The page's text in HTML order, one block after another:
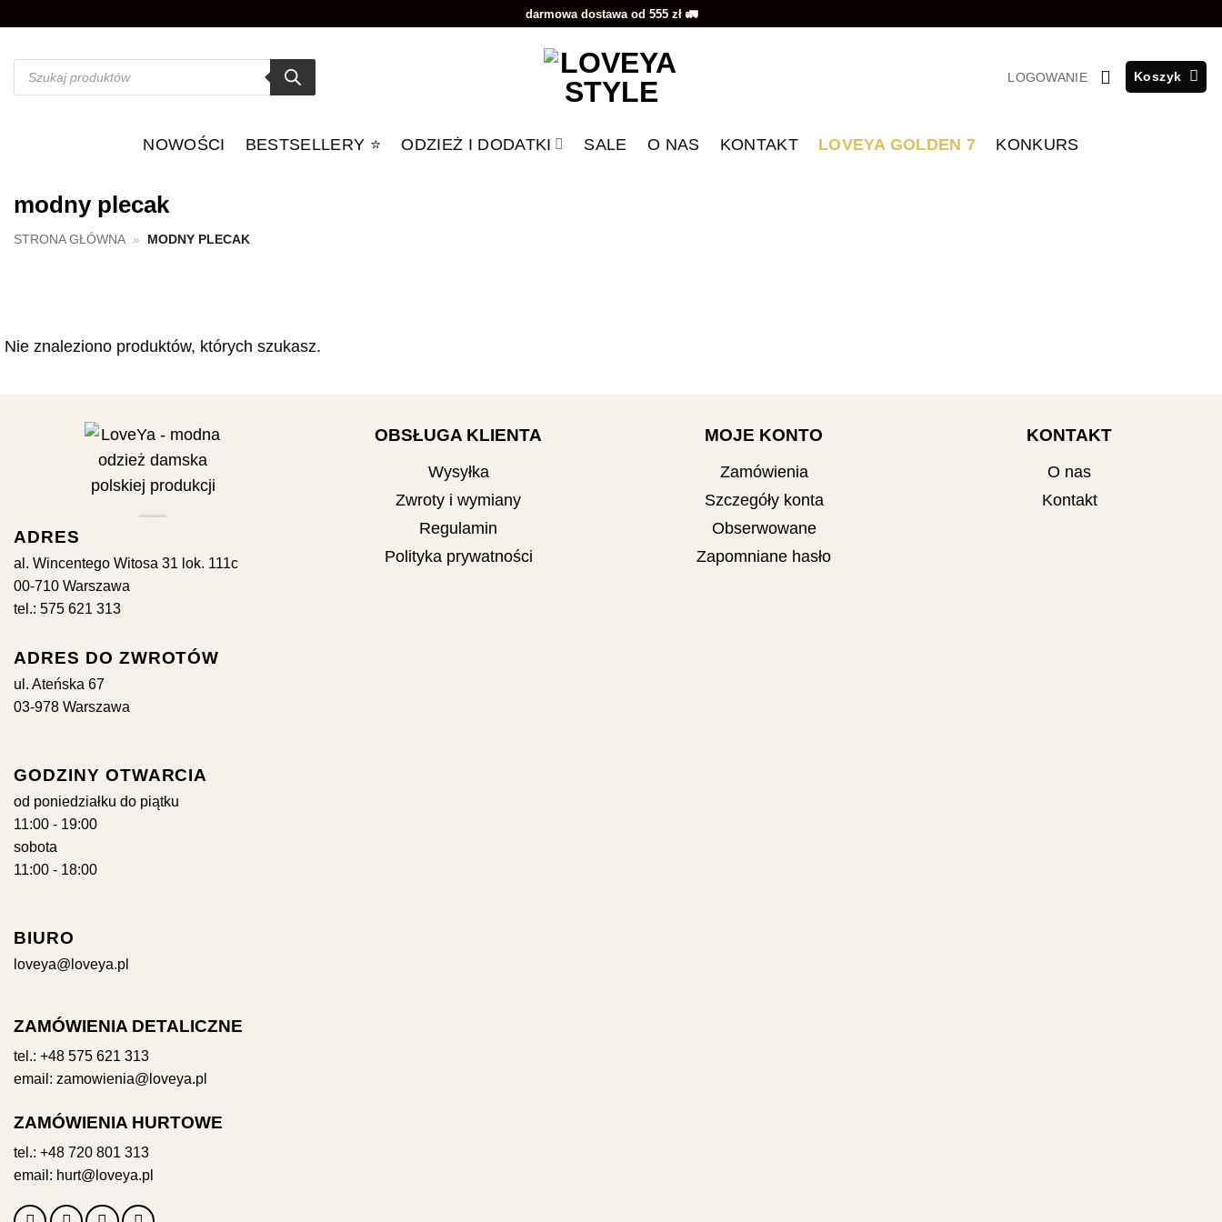
zawartości
darmowa dostawa od 555 zł 🚛
Wyszukiwarka
produktów
LOGOWANIE Koszyk
NOWOŚCI BESTSELLERY ⭐️ ODZIEŻ I DODATKI SALE O NAS KONTAKT LOVEYA GOLDEN 7 KONKURS
modny plecak
STRONA GŁÓWNA » MODNY PLECAK
Nie znaleziono produktów, których szukasz.
ADRES
al. Wincentego Witosa 31 lok. 111c
00-710 Warszawa
tel.: 575 621 313
ADRES DO ZWROTÓW
ul. Ateńska 67
03-978 Warszawa
GODZINY OTWARCIA
od poniedziałku do piątku
11:00 - 19:00
sobota
11:00 - 18:00
BIURO
loveya@loveya.pl
ZAMÓWIENIA DETALICZNE
tel.: +48 575 621 313
email: zamowienia@loveya.pl
ZAMÓWIENIA HURTOWE
tel.: +48 720 801 313
email: hurt@loveya.pl
OBSŁUGA KLIENTA
Wysyłka
Zwroty i wymiany
Regulamin
Polityka prywatności
MOJE KONTO
Zamówienia
Szczegóły konta
Obserwowane
Zapomniane hasło
KONTAKT
O nas
Kontakt